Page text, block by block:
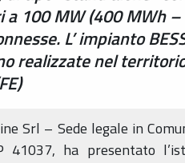
a 100 MW (400 MWh
L’ impianto
realizzate nel
Srl – Sede legale in
41037, ha presentato